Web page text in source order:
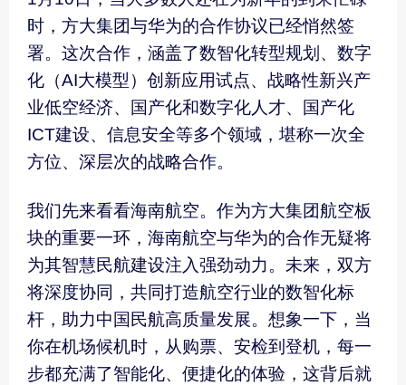
时，方大集团与华为的合作协议已经悄然签
署。这次合作，涵盖了数智化转型规划、数字
化（AI大模型）创新应用试点、战略性新兴产
业低空经济、国产化和数字化人才、国产化
ICT建设、信息安全等多个领域，堪称一次全
方位、深层次的战略合作。
我们先来看看海南航空。作为方大集团航空板
块的重要一环，海南航空与华为的合作无疑将
为其智慧民航建设注入强劲动力。未来，双方
将深度协同，共同打造航空行业的数智化标
杆，助力中国民航高质量发展。想象一下，当
你在机场候机时，从购票、安检到登机，每一
步都充满了智能化、便捷化的体验，这背后就